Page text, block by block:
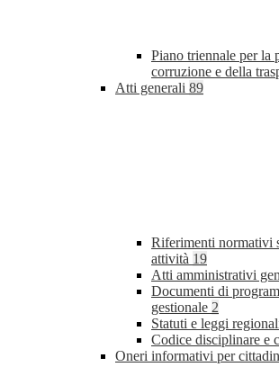
Piano triennale per la
corruzione e della
Atti generali 89
Riferimenti normativi
attività 19
Atti amministrativi
Documenti di
gestionale 2
Statuti e leggi
Codice disciplinare e
Oneri informativi per